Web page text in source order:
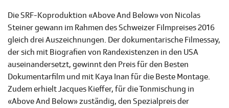
Die SRF-Koproduktion «Above And Below» von Nicolas
Steiner gewann im Rahmen des Schweizer Filmpreises 2016
gleich drei Auszeichnungen. Der dokumentarische Filmessay,
der sich mit Biografien von Randexistenzen in den USA
auseinandersetzt, gewinnt den Preis für den Besten
Dokumentarfilm und mit Kaya Inan für die Beste Montage.
Zudem erhielt Jacques Kieffer, für die Tonmischung in
«Above And Below» zuständig, den Spezialpreis der